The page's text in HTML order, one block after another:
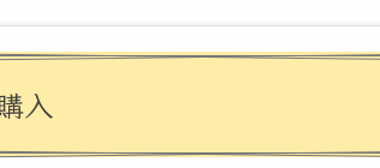
入